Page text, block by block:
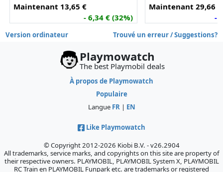
Maintenant 13,65 €
- 6,34 € (32%)
Maintenant 29,66 €
-
Version ordinateur Trouvé un erreur / Suggestions?
Playmowatch
The best Playmobil deals
À propos de Playmowatch
Populaire
Langue FR| EN
Like Playmowatch
© Copyright 2012-2026 Kiobi B.V. - v26.2904
All trademarks, service marks, and copyrights on this site are property of
their respective owners. PLAYMOBIL, PLAYMOBIL System X, PLAYMOBIL
RC Train en PLAYMOBIL Funpark etc. are trademarks or registered